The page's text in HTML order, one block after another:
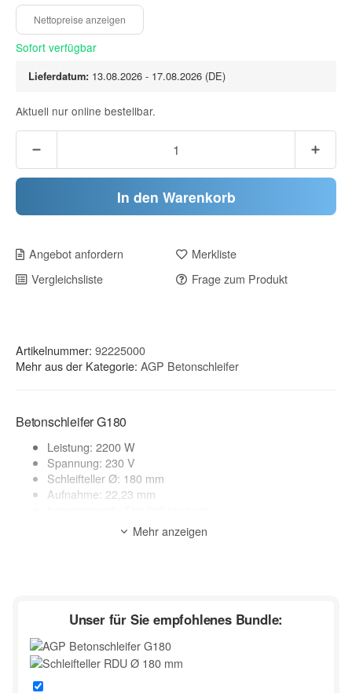
Sofort verfügbar
Lieferdatum: 13.08.2026 - 17.08.2026 (DE)
Aktuell nur online bestellbar.
In den Warenkorb
Angebot anfordern
Merkliste
Vergleichsliste
Frage zum Produkt
Artikelnummer: 92225000
Mehr aus der Kategorie: AGP Betonschleifer
Betonschleifer G180
Leistung: 2200 W
Spannung: 230 V
Schleifteller Ø: 180 mm
Aufnahme: 22,23 mm
variable Drehzahl für unterschiedliche Anwendungen
Werkzeuglose Schiebeabdeckung für Kantenschliff
Mehr anzeigen
Unser für Sie empfohlenes Bundle: